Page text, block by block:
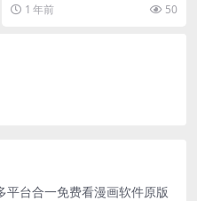
序和数据都不相同，但最...
1 年前 50
平台合一免费看漫画软件原版